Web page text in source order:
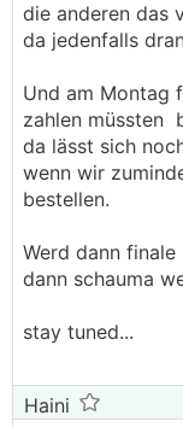
die anderen das
da jedenfalls
Und am Montag
zahlen müssten
da lässt sich
wenn wir
bestellen.
Werd dann
dann schauma
stay tuned...
Haini